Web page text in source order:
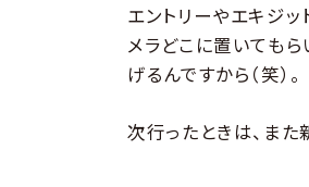
エントリーやエキジッ
メラどこに置いてもら
げるんですから（笑）。
次行ったときは、また